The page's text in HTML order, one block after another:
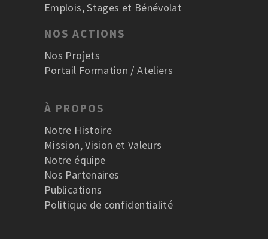
Emplois, Stages et Bénévolat
NOS ACTIONS
Nos Projets
Portail Formation / Ateliers
À PROPOS
Notre Histoire
Mission, Vision et Valeurs
Notre équipe
Nos Partenaires
Publications
Politique de confidentialité